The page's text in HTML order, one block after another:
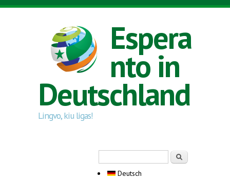
Direkt zum Inhalt
Espera
nto in
Deutschland
Lingvo, kiu ligas!
Deutsch